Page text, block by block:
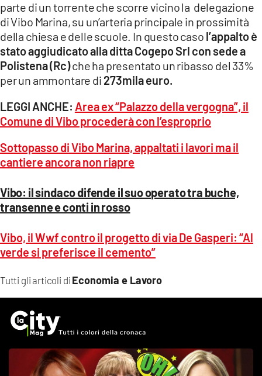
Tutti gli articoli di Economia e Lavoro
parte di un torrente che scorre vicino la delegazione
di Vibo Marina, su un’arteria principale in prossimità
della chiesa e delle scuole. In questo caso l’appalto è
stato aggiudicato alla ditta Cogepo Srl con sede a
Polistena (Rc)che ha presentato un ribasso del 33%
per un ammontare di 273mila euro.
LEGGI ANCHE: Area ex “Palazzo della vergogna”, il
Comune di Vibo procederà con l’esproprio
Sottopasso di Vibo Marina, appaltati i lavori ma il
cantiere ancora non riapre
Vibo: il sindaco difende il suo operato tra buche,
transenne e conti in rosso
Vibo, il Wwf contro il progetto di via De Gasperi: “Al
verde si preferisce il cemento”